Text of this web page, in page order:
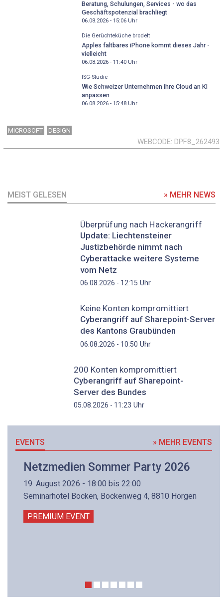
Beratung, Schulungen, Services - wo das
Geschäftspotenzial brachliegt
06.08.2026 - 15:06Uhr
Die Gerüchteküche brodelt
Apples faltbares iPhone kommt dieses Jahr -
vielleicht
06.08.2026 - 11:40Uhr
ISG-Studie
Wie Schweizer Unternehmen ihre Cloud an KI
anpassen
06.08.2026 - 15:48Uhr
MICROSOFT DESIGN
WEBCODE DPF8_262493
MEIST GELESEN » MEHR NEWS
Überprüfung nach Hackerangriff
Update: Liechtensteiner
Justizbehörde nimmt nach
Cyberattacke weitere Systeme
vom Netz
06.08.2026 - 12:15 Uhr
Keine Konten kompromittiert
Cyberangriff auf Sharepoint-Server
des Kantons Graubünden
06.08.2026 - 10:50 Uhr
200 Konten kompromittiert
Cyberangriff auf Sharepoint-
Server des Bundes
05.08.2026 - 11:23 Uhr
EVENTS » MEHR EVENTS
Netzmedien Sommer Party 2026
19. August 2026 - 18:00 bis 22:00
Seminarhotel Bocken, Bockenweg 4, 8810 Horgen
PREMIUM EVENT